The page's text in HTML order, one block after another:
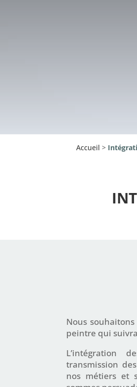
Accueil >
Nous
peintre qui
L’intégration
transmission
nos métiers et